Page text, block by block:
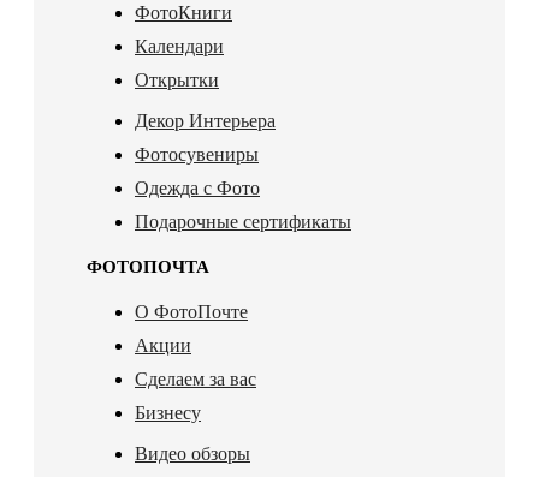
ФотоКниги
Календари
Открытки
Декор Интерьера
Фотосувениры
Одежда с Фото
Подарочные сертификаты
ФОТОПОЧТА
О ФотоПочте
Акции
Сделаем за вас
Бизнесу
Видео обзоры